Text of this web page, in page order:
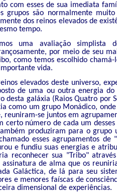
com esses de sua imediata
grupos são normalmente
dos reinos elevados de
tempo.
uma avaliação simplista
por meio de seu
como temos escolhido
vida.
elevados deste universo,
de uma ou outra energia do
desta galáxia (Raios Quatro por
como um grupo Monádico,
reuniram-se juntos em
certo número de cada um
produziram para o grupo
esses agrupamentos de
e fundiu suas energias e
reconhecer sua "Tribo"
assinatura de alma que os
Galáctica, de lá para seu
e menores faíscas de
dimensional de experiências.